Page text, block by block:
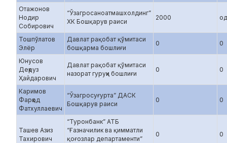
Отажонов
Нодир
Собирович
“Ўзагросаноатмашхолдинг”
ХК Бошқарув раиси
2000
Тошпўлатов
Элёр
Давлат рақобат қўмитаси
бошқарма бошлиғи
0 0
Юнусов
Деҳруз
Ҳайдарович
Давлат рақобат қўмитаси
назорат гуруҳи бошлиғи
0 0
Каримов
Фарҳод
Фатхуллаевич
“Ўзагросуғурта” ДАСК
Бошқарув раиси
0 0
Ташев Азиз
Тахирович
“Туронбанк” АТБ
“Ғазначилик ва қимматли
қоғозлар департаменти”
0 0